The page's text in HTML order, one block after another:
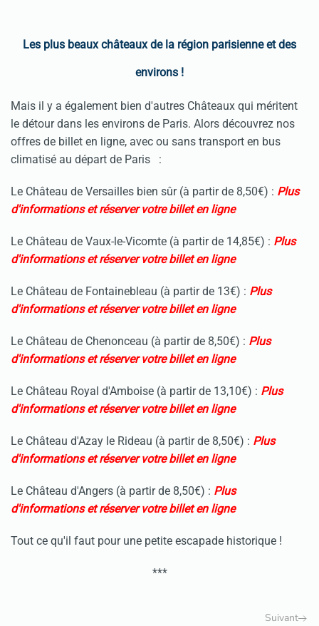
Les plus beaux châteaux de la région parisienne et des
environs !
Mais il y a également bien d'autres Châteaux qui méritent
le détour dans les environs de Paris. Alors découvrez nos
offres de billet en ligne, avec ou sans transport en bus
climatisé au départ de Paris :
Le Château de Versailles bien sûr (à partir de 8,50€) : Plus
d'informations et réserver votre billet en ligne
Le Château de Vaux-le-Vicomte (à partir de 14,85€) : Plus
d'informations et réserver votre billet en ligne
Le Château de Fontainebleau (à partir de 13€) : Plus
d'informations et réserver votre billet en ligne
Le Château de Chenonceau (à partir de 8,50€) : Plus
d'informations et réserver votre billet en ligne
Le Château Royal d'Amboise (à partir de 13,10€) : Plus
d'informations et réserver votre billet en ligne
Le Château d'Azay le Rideau (à partir de 8,50€) : Plus
d'informations et réserver votre billet en ligne
Le Château d'Angers (à partir de 8,50€) : Plus
d'informations et réserver votre billet en ligne
Tout ce qu'il faut pour une petite escapade historique !
***
Suivant